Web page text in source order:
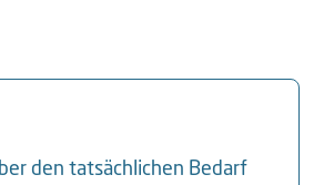
den tatsächlichen Bedarf